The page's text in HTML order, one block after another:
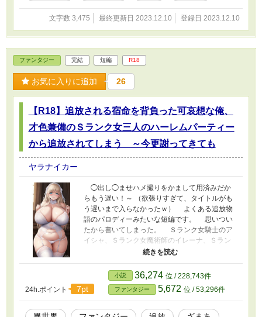
文字数 3,475 最終更新日 2023.12.10 登録日 2023.12.10
ファンタジー 完結 短編 R18
お気に入りに追加 26
【R18】追放される宿命を背負った可哀想な俺、
才色兼備のＳランク女三人のハーレムパーティー
から追放されてしまう ～今更謝ってきても
ヤラナイカー
◯出し◯ませハメ撮りをかまして用済みだか
らもう遅い！～ （欲張りすぎて、タイトルがも
う遅いまで入らなかったｗ） よくある追放物
語のパロディーみたいな短編です。 思いつい
たから書いてしまった。 Ｓランク女騎士のア
イシャ、Ｓランク女魔術師のイレーナ、Ｓラン
ク聖女のセレスティナのハーレムパーティーか
ん、サトシが追放されるだけのお話です。
R18付けてますが、エッチと感じるかどうかは
読む人によるかもしれません。
24h.ポイント 7pt
小説 36,274 位 / 228,743件
ファンタジー 5,672 位 / 53,296件